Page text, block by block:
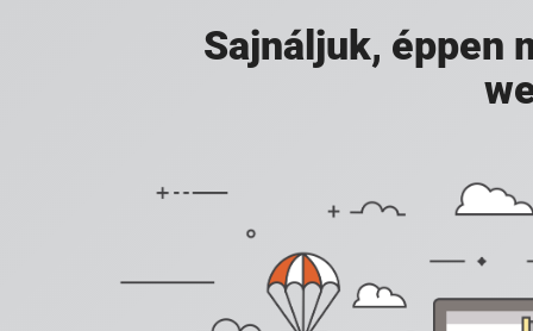
Sajnáljuk, éppen